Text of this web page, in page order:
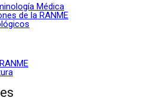
Médica
de la RANME